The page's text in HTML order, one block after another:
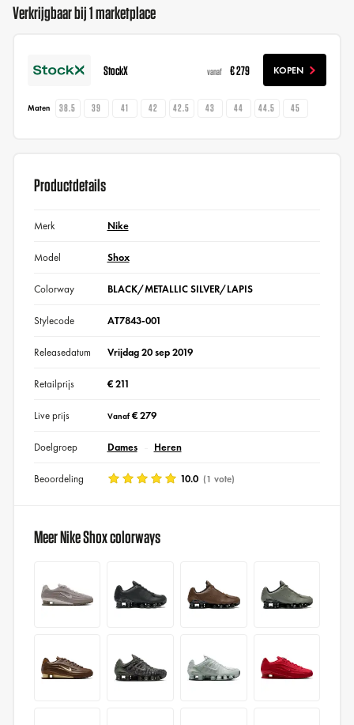
Verkrijgbaar bij 1 marketplace
StockX vanaf € 279 KOPEN
Maten 38.5 39 41 42 42.5 43 44 44.5 45
Productdetails
Merk Nike
Model Shox
Colorway BLACK/METALLIC SILVER/LAPIS
Stylecode AT7843-001
Releasedatum Vrijdag 20 sep 2019
Retailprijs € 211
Live prijs Vanaf€ 279
Doelgroep Dames Heren
Beoordeling 10.0 (1 vote)
Meer Nike Shox colorways